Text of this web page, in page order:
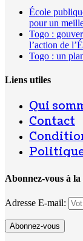
École
pour un
Togo :
l’action de
Togo : un
Liens utiles
Qui
Contact
Abonnez-vous à
Adresse E-mail: